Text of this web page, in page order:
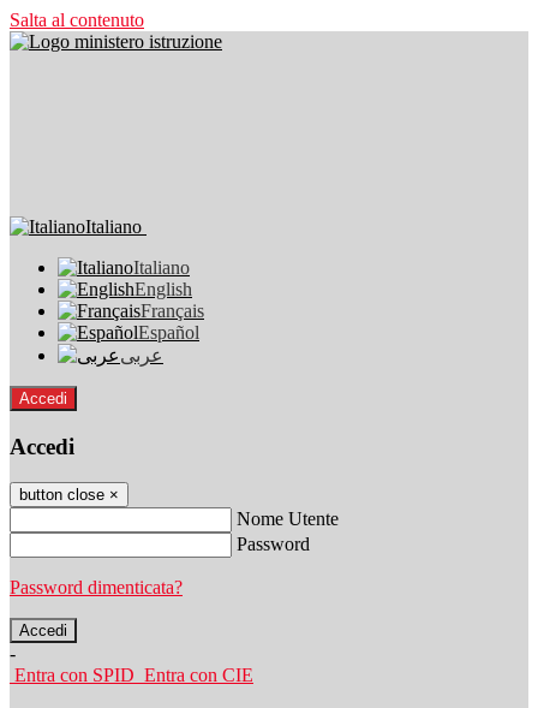
Salta al contenuto
Italiano
Italiano
English
Français
Español
عربى
Accedi
Accedi
button close ×
Nome Utente
Password
Password dimenticata?
-
Entra con SPID Entra con CIE